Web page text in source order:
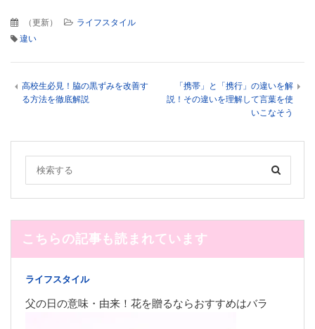
（更新）
ライフスタイル
違い
高校生必見！脇の黒ずみを改善す
る方法を徹底解説
「携帯」と「携行」の違いを解
説！その違いを理解して言葉を使
いこなそう
こちらの記事も読まれています
ライフスタイル
父の日の意味・由来！花を贈るならおすすめはバラ